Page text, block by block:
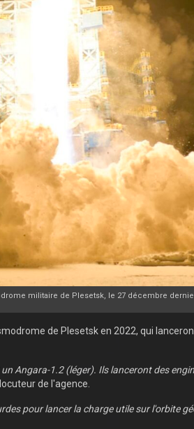
militaire de Plesetsk, le 27 décembre
de Plesetsk en 2022, qui
Angara-1.2 (léger). Ils lanceront des
de l'agence.
pour lancer la charge utile sur l'orbite